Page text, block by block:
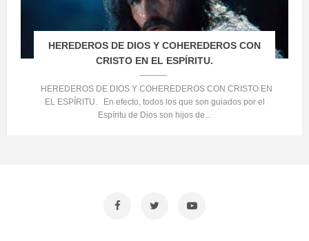
HEREDEROS DE DIOS Y COHEREDEROS CON
CRISTO EN EL ESPÍRITU.
HEREDEROS DE DIOS Y COHEREDEROS CON CRISTO EN
EL ESPÍRITU. En efecto, todos los que son guiados por el
Espíritu de Dios son hijos de...